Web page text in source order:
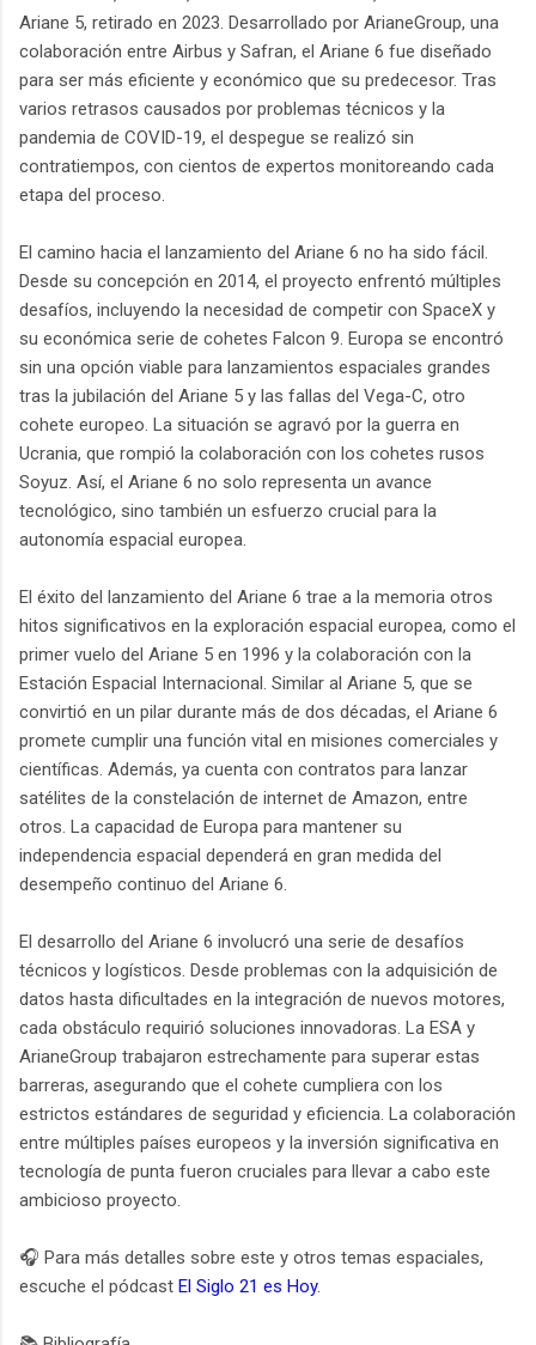
Ariane 5, retirado en 2023. Desarrollado por ArianeGroup, una
colaboración entre Airbus y Safran, el Ariane 6 fue diseñado
para ser más eficiente y económico que su predecesor. Tras
varios retrasos causados por problemas técnicos y la
pandemia de COVID-19, el despegue se realizó sin
contratiempos, con cientos de expertos monitoreando cada
etapa del proceso.
El camino hacia el lanzamiento del Ariane 6 no ha sido fácil.
Desde su concepción en 2014, el proyecto enfrentó múltiples
desafíos, incluyendo la necesidad de competir con SpaceX y
su económica serie de cohetes Falcon 9. Europa se encontró
sin una opción viable para lanzamientos espaciales grandes
tras la jubilación del Ariane 5 y las fallas del Vega-C, otro
cohete europeo. La situación se agravó por la guerra en
Ucrania, que rompió la colaboración con los cohetes rusos
Soyuz. Así, el Ariane 6 no solo representa un avance
tecnológico, sino también un esfuerzo crucial para la
autonomía espacial europea.
El éxito del lanzamiento del Ariane 6 trae a la memoria otros
hitos significativos en la exploración espacial europea, como el
primer vuelo del Ariane 5 en 1996 y la colaboración con la
Estación Espacial Internacional. Similar al Ariane 5, que se
convirtió en un pilar durante más de dos décadas, el Ariane 6
promete cumplir una función vital en misiones comerciales y
científicas. Además, ya cuenta con contratos para lanzar
satélites de la constelación de internet de Amazon, entre
otros. La capacidad de Europa para mantener su
independencia espacial dependerá en gran medida del
desempeño continuo del Ariane 6.
El desarrollo del Ariane 6 involucró una serie de desafíos
técnicos y logísticos. Desde problemas con la adquisición de
datos hasta dificultades en la integración de nuevos motores,
cada obstáculo requirió soluciones innovadoras. La ESA y
ArianeGroup trabajaron estrechamente para superar estas
barreras, asegurando que el cohete cumpliera con los
estrictos estándares de seguridad y eficiencia. La colaboración
entre múltiples países europeos y la inversión significativa en
tecnología de punta fueron cruciales para llevar a cabo este
ambicioso proyecto.
🎧 Para más detalles sobre este y otros temas espaciales,
escuche el pódcast El Siglo 21 es Hoy.